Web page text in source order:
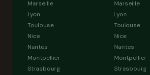
Marseille
Lyon
Toulouse
Nice
Nantes
Montpellier
Strasbourg
Marseille
Lyon
Toulouse
Nice
Nantes
Montpellier
Strasbourg